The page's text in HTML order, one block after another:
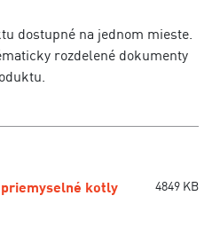
dostupné na jednom mieste.
rozdelené dokumenty
priemyselné kotly 4849 KB